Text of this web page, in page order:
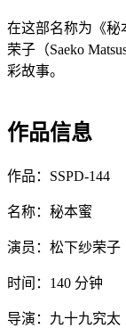
在这部名称为《秘
荣子（Saeko
彩故事。
作品信息
作品：SSPD-144
名称：秘本蜜
演员：松下纱荣子
时间：140 分钟
导演：九十九究太